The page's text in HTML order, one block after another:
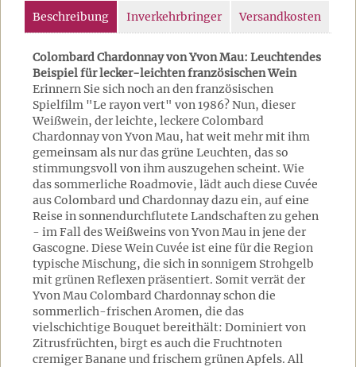
Beschreibung Inverkehrbringer Versandkosten
Colombard Chardonnay von Yvon Mau: Leuchtendes
Beispiel für lecker-leichten französischen Wein
Erinnern Sie sich noch an den französischen
Spielfilm "Le rayon vert" von 1986? Nun, dieser
Weißwein, der leichte, leckere Colombard
Chardonnay von Yvon Mau, hat weit mehr mit ihm
gemeinsam als nur das grüne Leuchten, das so
stimmungsvoll von ihm auszugehen scheint. Wie
das sommerliche Roadmovie, lädt auch diese Cuvée
aus Colombard und Chardonnay dazu ein, auf eine
Reise in sonnendurchflutete Landschaften zu gehen
- im Fall des Weißweins von Yvon Mau in jene der
Gascogne. Diese Wein Cuvée ist eine für die Region
typische Mischung, die sich in sonnigem Strohgelb
mit grünen Reflexen präsentiert. Somit verrät der
Yvon Mau Colombard Chardonnay schon die
sommerlich-frischen Aromen, die das
vielschichtige Bouquet bereithält: Dominiert von
Zitrusfrüchten, birgt es auch die Fruchtnoten
cremiger Banane und frischem grünen Apfels. All